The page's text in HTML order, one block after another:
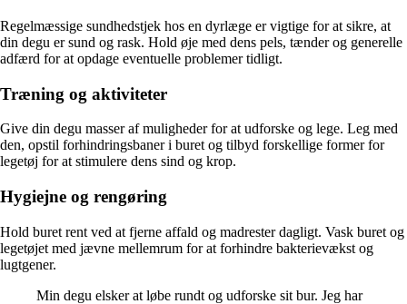
Regelmæssige sundhedstjek hos en dyrlæge er vigtige for at sikre, at
din degu er sund og rask. Hold øje med dens pels, tænder og generelle
adfærd for at opdage eventuelle problemer tidligt.
Træning og aktiviteter
Give din degu masser af muligheder for at udforske og lege. Leg med
den, opstil forhindringsbaner i buret og tilbyd forskellige former for
legetøj for at stimulere dens sind og krop.
Hygiejne og rengøring
Hold buret rent ved at fjerne affald og madrester dagligt. Vask buret og
legetøjet med jævne mellemrum for at forhindre bakterievækst og
lugtgener.
Min degu elsker at løbe rundt og udforske sit bur. Jeg har